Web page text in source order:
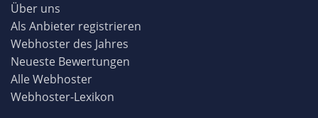
Über uns
Als Anbieter registrieren
Webhoster des Jahres
Neueste Bewertungen
Alle Webhoster
Webhoster-Lexikon